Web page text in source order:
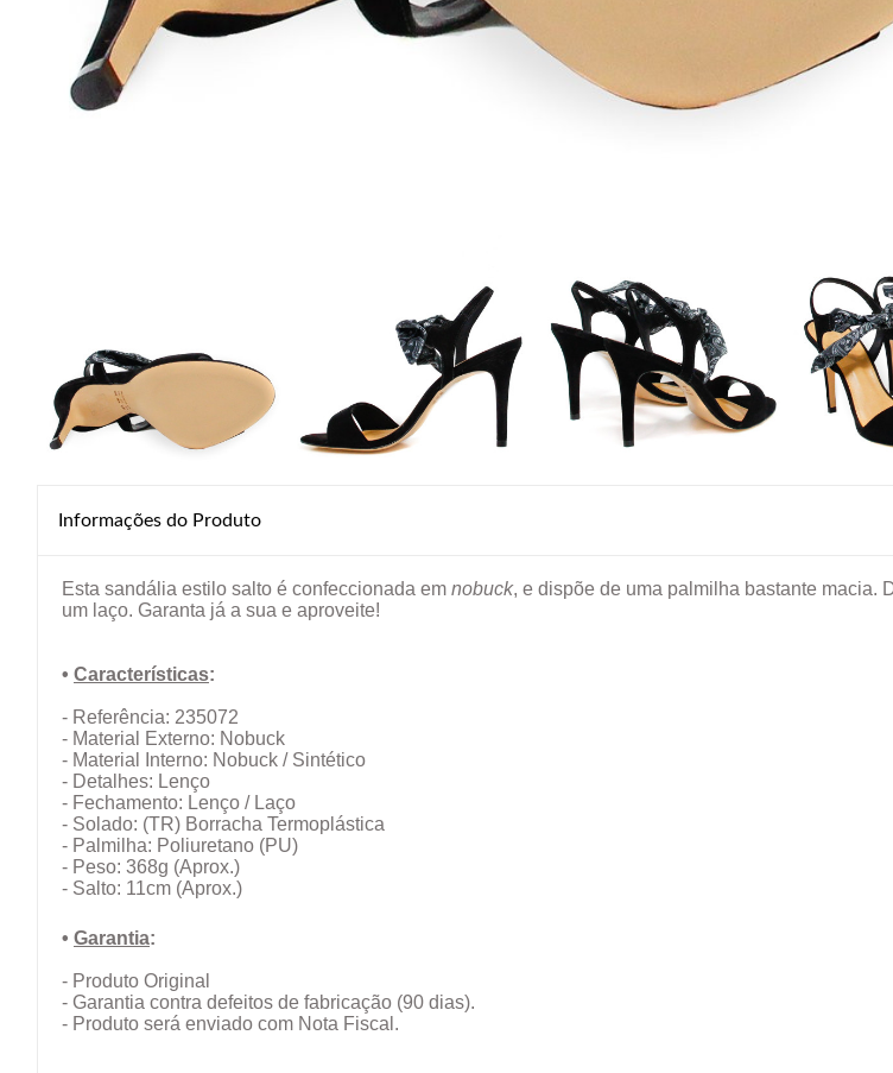
Informações do Produto
Esta sandália estilo salto é confeccionada em nobuck, e dispõe de uma palmilha bastante macia.
um laço. Garanta já a sua e aproveite!
• Características:
- Referência: 235072
- Material Externo: Nobuck
- Material Interno: Nobuck / Sintético
- Detalhes: Lenço
- Fechamento: Lenço / Laço
- Solado: (TR) Borracha Termoplástica
- Palmilha: Poliuretano (PU)
- Peso: 368g (Aprox.)
- Salto: 11cm (Aprox.)
• Garantia:
- Produto Original
- Garantia contra defeitos de fabricação (90 dias).
- Produto será enviado com Nota Fiscal.